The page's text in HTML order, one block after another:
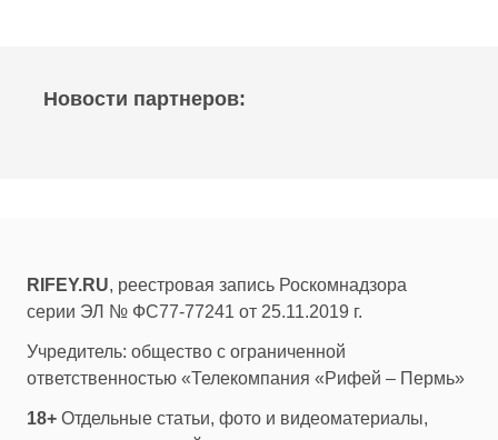
Новости партнеров:
RIFEY.RU, реестровая запись Роскомнадзора
серии ЭЛ № ФС77-77241 от 25.11.2019 г.
Учредитель: общество с ограниченной
ответственностью «Телекомпания «Рифей – Пермь»
18+ Отдельные статьи, фото и видеоматериалы,